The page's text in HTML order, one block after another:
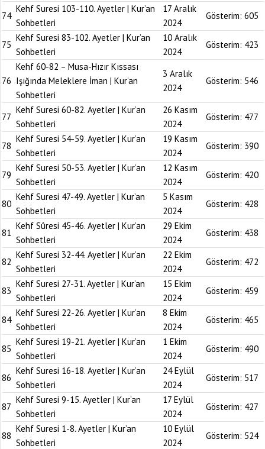
74
Kehf Suresi 103-110. Ayetler | Kur’an
Sohbetleri
17 Aralık
2024
Gösterim: 605
75
Kehf Suresi 83-102. Ayetler | Kur’an
Sohbetleri
10 Aralık
2024
Gösterim: 423
76
Kehf 60-82 – Musa-Hızır Kıssası
Işığında Meleklere İman | Kur’an
Sohbetleri
3 Aralık
2024
Gösterim: 546
77
Kehf Suresi 60-82. Ayetler | Kur’an
Sohbetleri
26 Kasım
2024
Gösterim: 477
78
Kehf Suresi 54-59. Ayetler | Kur’an
Sohbetleri
19 Kasım
2024
Gösterim: 390
79
Kehf Suresi 50-53. Ayetler | Kur’an
Sohbetleri
12 Kasım
2024
Gösterim: 420
80
Kehf Suresi 47-49. Ayetler | Kur’an
Sohbetleri
5 Kasım
2024
Gösterim: 428
81
Kehf Sûresi 45-46. Ayetler | Kur’an
Sohbetleri
29 Ekim
2024
Gösterim: 438
82
Kehf Suresi 32-44. Ayetler | Kur’an
Sohbetleri
22 Ekim
2024
Gösterim: 472
83
Kehf Suresi 27-31. Ayetler | Kur’an
Sohbetleri
15 Ekim
2024
Gösterim: 459
84
Kehf Suresi 22-26. Ayetler | Kur’an
Sohbetleri
8 Ekim
2024
Gösterim: 465
85
Kehf Suresi 19-21. Ayetler | Kur’an
Sohbetleri
1 Ekim
2024
Gösterim: 490
86
Kehf Suresi 16-18. Ayetler | Kur’an
Sohbetleri
24 Eylül
2024
Gösterim: 517
87
Kehf Suresi 9-15. Ayetler | Kur’an
Sohbetleri
17 Eylül
2024
Gösterim: 427
88
Kehf Suresi 1-8. Ayetler | Kur’an
Sohbetleri
10 Eylül
2024
Gösterim: 524